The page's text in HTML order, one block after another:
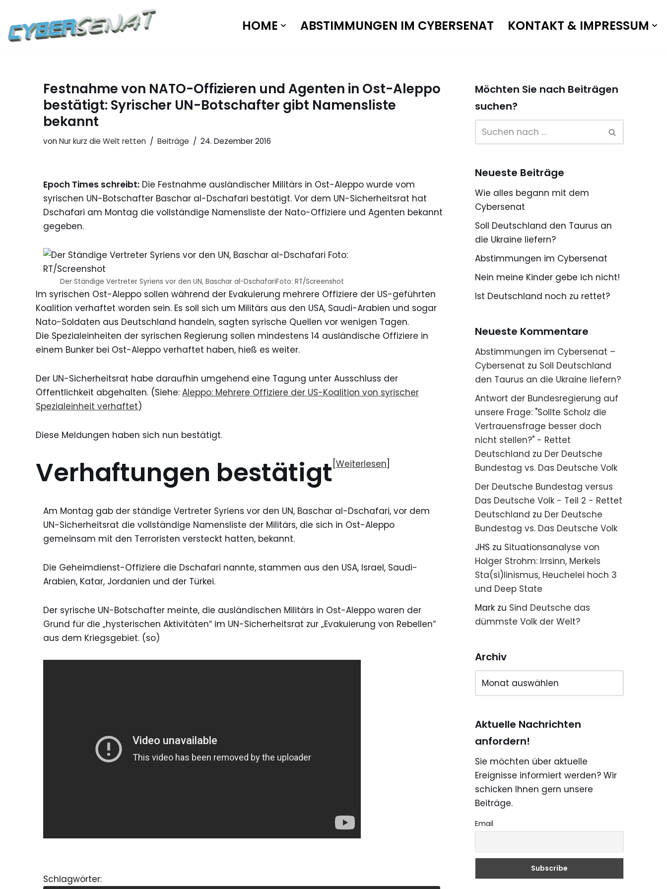
Zum
Inhalt
HOME ABSTIMMUNGEN IM CYBERSENAT KONTAKT & IMPRESSUM
Festnahme von NATO-Offizieren und Agenten in Ost-Aleppo
bestätigt: Syrischer UN-Botschafter gibt Namensliste
bekannt
vonNur kurz die Welt retten Beiträge 24. Dezember 2016
Epoch Times schreibt: Die Festnahme ausländischer Militärs in Ost-Aleppo wurde vom
syrischen UN-Botschafter Baschar al-Dschafari bestätigt. Vor dem UN-Sicherheitsrat hat
Dschafari am Montag die vollständige Namensliste der Nato-Offiziere und Agenten bekannt
gegeben.
Der Ständige Vertreter Syriens vor den UN, Baschar al-DschafariFoto: RT/Screenshot
Im syrischen Ost-Aleppo sollen während der Evakuierung mehrere Offiziere der US-geführten
Koalition verhaftet worden sein. Es soll sich um Militärs aus den USA, Saudi-Arabien und sogar
Nato-Soldaten aus Deutschland handeln, sagten syrische Quellen vor wenigen Tagen.
Die Spezialeinheiten der syrischen Regierung sollen mindestens 14 ausländische Offiziere in
einem Bunker bei Ost-Aleppo verhaftet haben, hieß es weiter.
Der UN-Sicherheitsrat habe daraufhin umgehend eine Tagung unter Ausschluss der
Öffentlichkeit abgehalten. (Siehe: Aleppo: Mehrere Offiziere der US-Koalition von syrischer
Spezialeinheit verhaftet)
Diese Meldungen haben sich nun bestätigt.
Verhaftungen bestätigt Weiterlesen
Am Montag gab der ständige Vertreter Syriens vor den UN, Baschar al-Dschafari, vor dem
UN-Sicherheitsrat die vollständige Namensliste der Militärs, die sich in Ost-Aleppo
gemeinsam mit den Terroristen versteckt hatten, bekannt.
Die Geheimdienst-Offiziere die Dschafari nannte, stammen aus den USA, Israel, Saudi-
Arabien, Katar, Jordanien und der Türkei.
Der syrische UN-Botschafter meinte, die ausländischen Militärs in Ost-Aleppo waren der
Grund für die „hysterischen Aktivitäten“ im UN-Sicherheitsrat zur „Evakuierung von Rebellen“
aus dem Kriegsgebiet. (so)
Schlagwörter:
Möchten Sie nach Beiträgen
suchen?
Neueste Beiträge
Wie alles begann mit dem
Cybersenat
Soll Deutschland den Taurus an
die Ukraine liefern?
Abstimmungen im Cybersenat
Nein meine Kinder gebe ich nicht!
Ist Deutschland noch zu rettet?
Neueste Kommentare
Abstimmungen im Cybersenat –
Cybersenat zu Soll Deutschland
den Taurus an die Ukraine liefern?
Antwort der Bundesregierung auf
unsere Frage: "Sollte Scholz die
Vertrauensfrage besser doch
nicht stellen?" - Rettet
Deutschland zu Der Deutsche
Bundestag vs. Das Deutsche Volk
Der Deutsche Bundestag versus
Das Deutsche Volk - Teil 2 - Rettet
Deutschland zu Der Deutsche
Bundestag vs. Das Deutsche Volk
JHS zu Situationsanalyse von
Holger Strohm: Irrsinn, Merkels
Sta(si)linismus, Heuchelei hoch 3
und Deep State
Mark zu Sind Deutsche das
dümmste Volk der Welt?
Archiv
Aktuelle Nachrichten
anfordern!
Sie möchten über aktuelle
Ereignisse informiert werden? Wir
schicken Ihnen gern unsere
Beiträge.
Email